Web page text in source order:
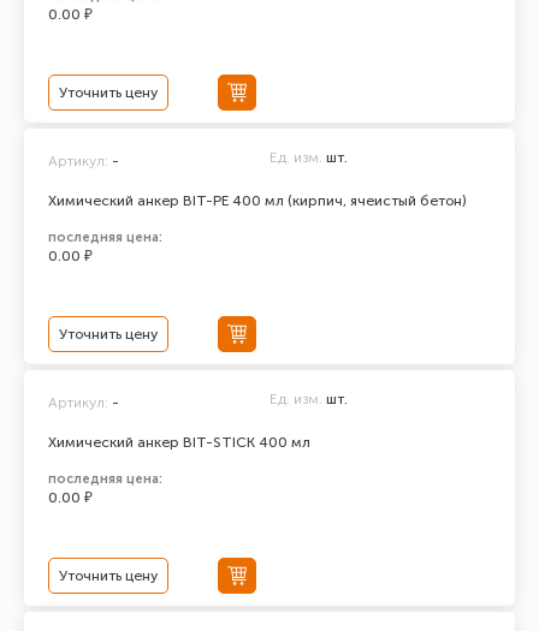
0.00 ₽
Уточнить цену
Химический анкер BIT-PE 400 мл (кирпич, ячеистый бетон)
Артикул: - Ед. изм. шт.
последняя цена:
0.00 ₽
Уточнить цену
Химический анкер BIT-STICK 400 мл
Артикул: - Ед. изм. шт.
последняя цена:
0.00 ₽
Уточнить цену